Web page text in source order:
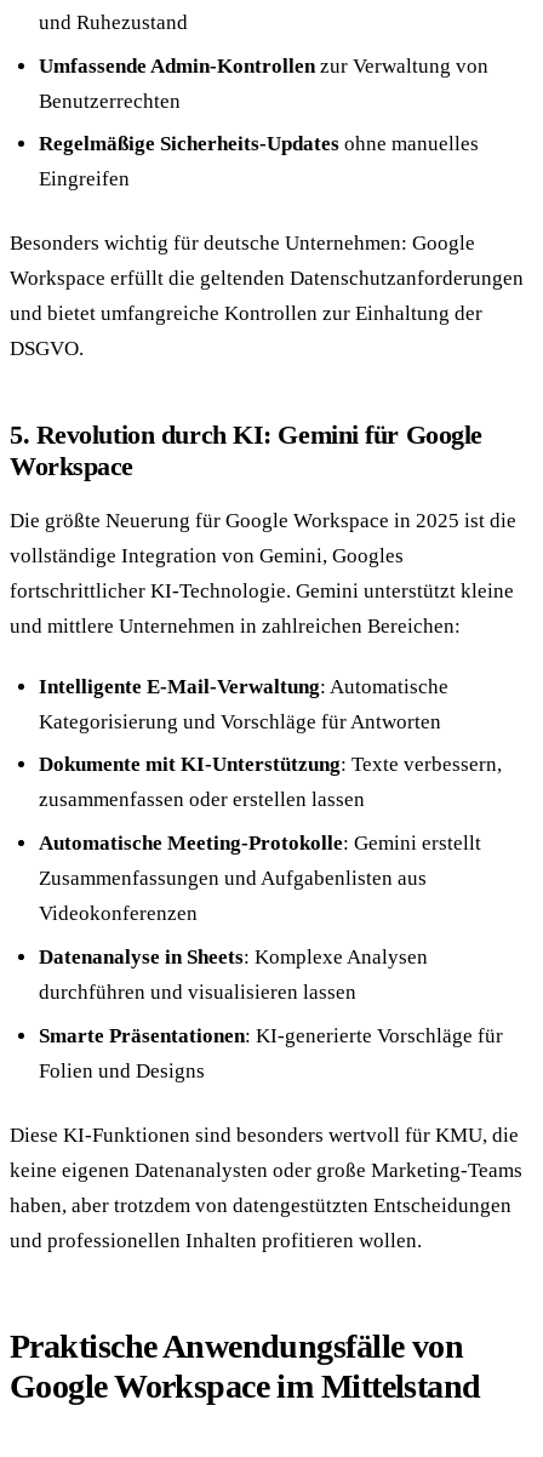
und Ruhezustand
Umfassende Admin-Kontrollenzur Verwaltung von
Benutzerrechten
Regelmäßige Sicherheits-Updatesohne manuelles
Eingreifen
Besonders wichtig für deutsche Unternehmen: Google
Workspace erfüllt die geltenden Datenschutzanforderungen
und bietet umfangreiche Kontrollen zur Einhaltung der
DSGVO.
5. Revolution durch KI: Gemini für Google
Workspace
Die größte Neuerung für Google Workspace in 2025 ist die
vollständige Integration von Gemini, Googles
fortschrittlicher KI-Technologie. Gemini unterstützt kleine
und mittlere Unternehmen in zahlreichen Bereichen:
Intelligente E-Mail-Verwaltung: Automatische
Kategorisierung und Vorschläge für Antworten
Dokumente mit KI-Unterstützung: Texte verbessern,
zusammenfassen oder erstellen lassen
Automatische Meeting-Protokolle: Gemini erstellt
Zusammenfassungen und Aufgabenlisten aus
Videokonferenzen
Datenanalyse in Sheets: Komplexe Analysen
durchführen und visualisieren lassen
Smarte Präsentationen: KI-generierte Vorschläge für
Folien und Designs
Diese KI-Funktionen sind besonders wertvoll für KMU, die
keine eigenen Datenanalysten oder große Marketing-Teams
haben, aber trotzdem von datengestützten Entscheidungen
und professionellen Inhalten profitieren wollen.
Praktische Anwendungsfälle von
Google Workspace im Mittelstand